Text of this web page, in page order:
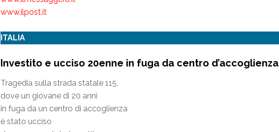
www.ilpost.it
ITALIA
Investito e ucciso 20enne in fuga da centro d’accoglienza
Tragedia sulla strada statale 115,
dove un giovane di 20 anni
in fuga da un centro di accoglienza
è stato ucciso